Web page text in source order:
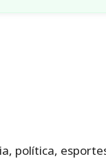
política,